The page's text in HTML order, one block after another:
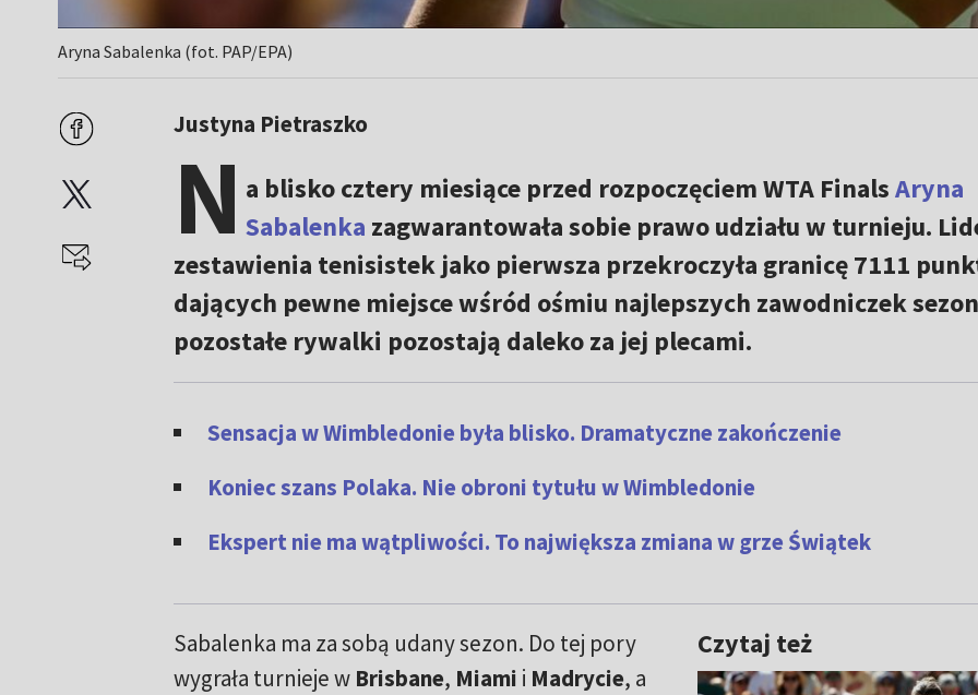
Aryna Sabalenka (fot. PAP/EPA)
Justyna Pietraszko
N a blisko cztery miesiące przed rozpoczęciem WTA FinalsAryna
Sabalenka zagwarantowała sobie prawo udziału w turnieju.
zestawienia tenisistek jako pierwsza przekroczyła granicę 7111
dających pewne miejsce wśród ośmiu najlepszych zawodniczek
pozostałe rywalki pozostają daleko za jej plecami.
Sensacja w Wimbledonie była blisko. Dramatyczne zakończenie
Koniec szans Polaka. Nie obroni tytułu w Wimbledonie
Ekspert nie ma wątpliwości. To największa zmiana w grze Świątek
Czytaj też
Sabalenka ma za sobą udany sezon. Do tej pory
wygrała turnieje w Brisbane, Miami i Madrycie, a